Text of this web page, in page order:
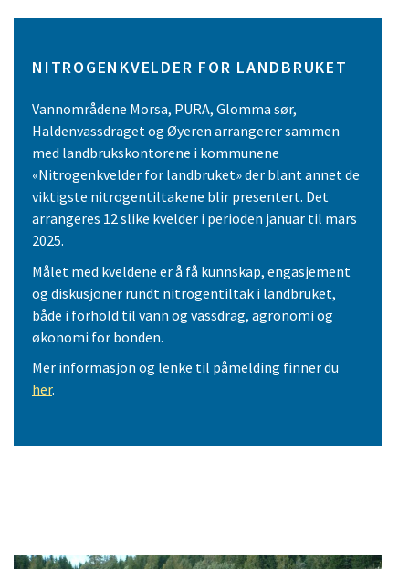
NITROGENKVELDER FOR LANDBRUKET
Vannområdene Morsa, PURA, Glomma sør,
Haldenvassdraget og Øyeren arrangerer sammen
med landbrukskontorene i kommunene
«Nitrogenkvelder for landbruket» der blant annet de
viktigste nitrogentiltakene blir presentert. Det
arrangeres 12 slike kvelder i perioden januar til mars
2025.
Målet med kveldene er å få kunnskap, engasjement
og diskusjoner rundt nitrogentiltak i landbruket,
både i forhold til vann og vassdrag, agronomi og
økonomi for bonden.
Mer informasjon og lenke til påmelding finner du
her.